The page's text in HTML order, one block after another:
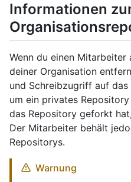
Informationen
Wenn du einen Mitarbeiter
deiner Organisation
und Schreibzugriff auf das
um ein privates
das Repository geforkt
Der Mitarbeiter behält
Repositorys.
Warnung